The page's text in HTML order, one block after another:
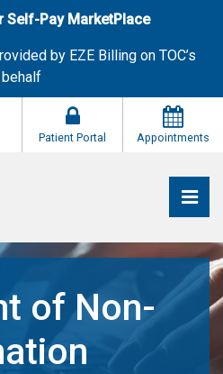
Self-Pay MarketPlace
by EZE Billing on TOC’s
behalf
Patient Portal Appointments
(TOC)
(TOC)
of Non-